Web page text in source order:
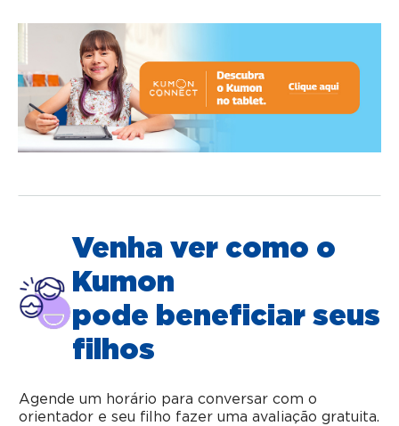
Venha ver como o
Kumon
pode beneficiar seus
filhos
Agende um horário para conversar com o
orientador e seu filho fazer uma avaliação gratuita.